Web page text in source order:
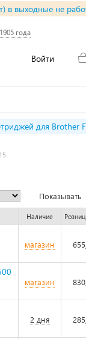
в выходные не
года
Войти
для Brother
15
Показывать
Наличие
магазин
магазин
2 дня